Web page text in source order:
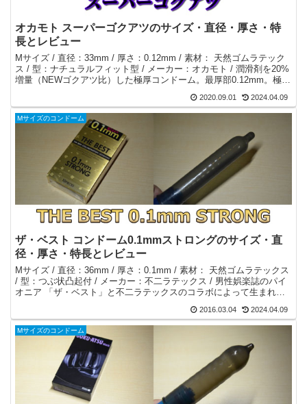
オカモト スーパーゴクアツのサイズ・直径・厚さ・特
長とレビュー
Mサイズ / 直径：33mm / 厚さ：0.12mm / 素材： 天然ゴムラテック
ス / 型：ナチュラルフィット型 / メーカー：オカモト / 潤滑剤を20%
増量（NEWゴクアツ比）した極厚コンドーム。最厚部0.12mm。極厚
2020.09.01 2024.04.09
Mサイズのコンドーム
ザ・ベスト コンドーム0.1mmストロングのサイズ・直
径・厚さ・特長とレビュー
Mサイズ / 直径：36mm / 厚さ：0.1mm / 素材： 天然ゴムラテックス
/ 型：つぶ状凸起付 / メーカー：不二ラテックス / 男性娯楽誌のパイ
オニア 「ザ・ベスト」と不二ラテックスのコラボによって生まれた
2016.03.04 2024.04.09
Mサイズのコンドーム